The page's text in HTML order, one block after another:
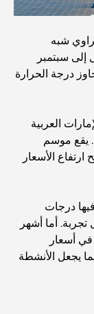
مصرفي شامل
اللحوم
اللياقة
شبه
إلى سبتمبر
درجة الحرارة
العربية
يقع موسم
الأسعار
درجات
أما أشهر
أسعار
يجعل الأنشطة